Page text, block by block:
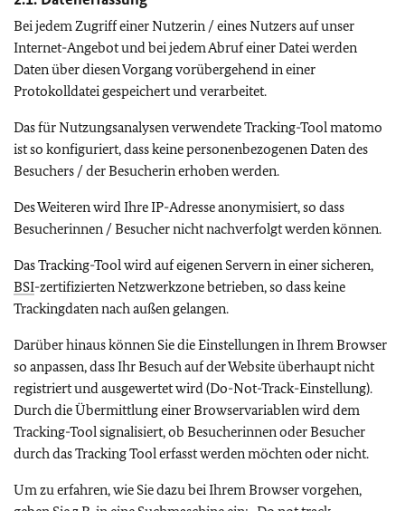
Bei jedem Zugriff einer Nutzerin / eines Nutzers auf unser
Internet-Angebot und bei jedem Abruf einer Datei werden
Daten über diesen Vorgang vorübergehend in einer
Protokolldatei gespeichert und verarbeitet.
Das für Nutzungsanalysen verwendete Tracking-Tool matomo
ist so konfiguriert, dass keine personenbezogenen Daten des
Besuchers / der Besucherin erhoben werden.
Des Weiteren wird Ihre IP-Adresse anonymisiert, so dass
Besucherinnen / Besucher nicht nachverfolgt werden können.
Das Tracking-Tool wird auf eigenen Servern in einer sicheren,
BSI-zertifizierten Netzwerkzone betrieben, so dass keine
Trackingdaten nach außen gelangen.
Darüber hinaus können Sie die Einstellungen in Ihrem Browser
so anpassen, dass Ihr Besuch auf der Website überhaupt nicht
registriert und ausgewertet wird (Do-Not-Track-Einstellung).
Durch die Übermittlung einer Browservariablen wird dem
Tracking-Tool signalisiert, ob Besucherinnen oder Besucher
durch das Tracking Tool erfasst werden möchten oder nicht.
Um zu erfahren, wie Sie dazu bei Ihrem Browser vorgehen,